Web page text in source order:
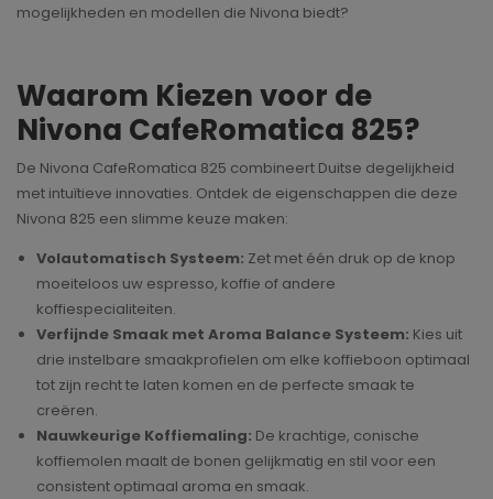
mogelijkheden en modellen die Nivona biedt?
Waarom Kiezen voor de
Nivona CafeRomatica 825?
De Nivona CafeRomatica 825 combineert Duitse degelijkheid
met intuïtieve innovaties. Ontdek de eigenschappen die deze
Nivona 825 een slimme keuze maken:
Volautomatisch Systeem: Zet met één druk op de knop
moeiteloos uw espresso, koffie of andere
koffiespecialiteiten.
Verfijnde Smaak met Aroma Balance Systeem: Kies uit
drie instelbare smaakprofielen om elke koffieboon optimaal
tot zijn recht te laten komen en de perfecte smaak te
creëren.
Nauwkeurige Koffiemaling: De krachtige, conische
koffiemolen maalt de bonen gelijkmatig en stil voor een
consistent optimaal aroma en smaak.